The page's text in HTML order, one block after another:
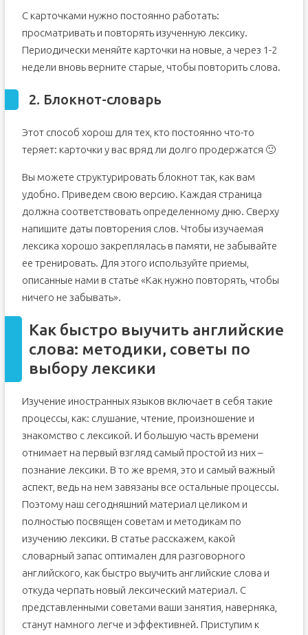
С карточками нужно постоянно работать:
просматривать и повторять изученную лексику.
Периодически меняйте карточки на новые, а через 1-2
недели вновь верните старые, чтобы повторить слова.
2. Блокнот-словарь
Этот способ хорош для тех, кто постоянно что-то
теряет: карточки у вас вряд ли долго продержатся 🙂
Вы можете структурировать блокнот так, как вам
удобно. Приведем свою версию. Каждая страница
должна соответствовать определенному дню. Сверху
напишите даты повторения слов. Чтобы изучаемая
лексика хорошо закреплялась в памяти, не забывайте
ее тренировать. Для этого используйте приемы,
описанные нами в статье «Как нужно повторять, чтобы
ничего не забывать».
Как быстро выучить английские
слова: методики, советы по
выбору лексики
Изучение иностранных языков включает в себя такие
процессы, как: слушание, чтение, произношение и
знакомство с лексикой. И большую часть времени
отнимает на первый взгляд самый простой из них –
познание лексики. В то же время, это и самый важный
аспект, ведь на нем завязаны все остальные процессы.
Поэтому наш сегодняшний материал целиком и
полностью посвящен советам и методикам по
изучению лексики. В статье расскажем, какой
словарный запас оптимален для разговорного
английского, как быстро выучить английские слова и
откуда черпать новый лексический материал. С
представленными советами ваши занятия, наверняка,
станут намного легче и эффективней. Приступим к